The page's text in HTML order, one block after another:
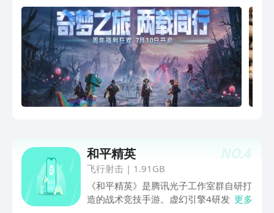
NO.4
和平精英
飞行射击| 1.91GB
《和平精英》是腾讯光子工作室群自研打
造的战术竞技手游。虚幻引擎4研发，次
更多